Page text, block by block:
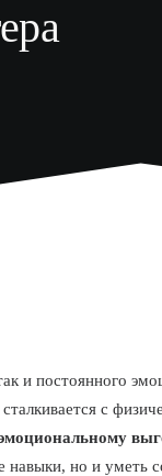
и постоянного
с
навыки, но и уметь